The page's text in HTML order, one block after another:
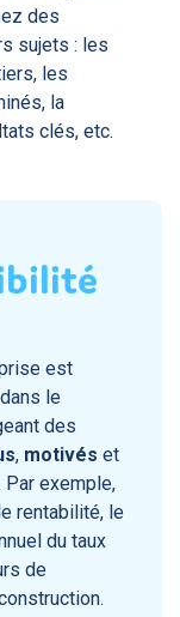
des
sujets : les
les
la
clés, etc.
est
le
des
, motivés et
Par exemple,
rentabilité, le
du taux
de